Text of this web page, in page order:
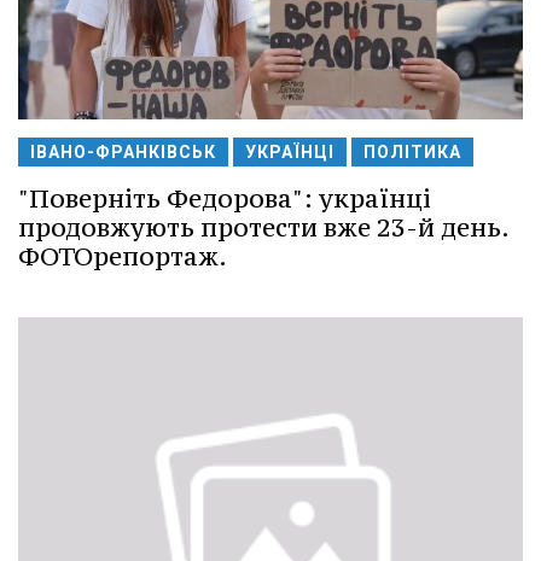
ІВАНО-ФРАНКІВСЬК УКРАЇНЦІ ПОЛІТИКА
"Поверніть Федорова": українці
продовжують протести вже 23-й день.
ФОТОрепортаж.